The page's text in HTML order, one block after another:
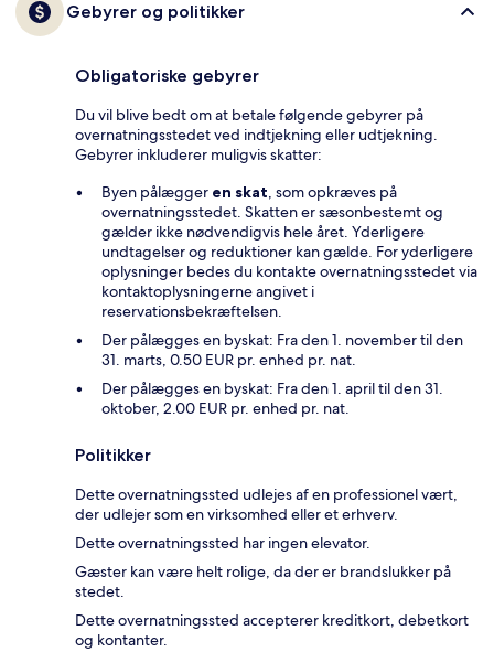
Gebyrer og politikker
Obligatoriske gebyrer
Du vil blive bedt om at betale følgende gebyrer på
overnatningsstedet ved indtjekning eller udtjekning.
Gebyrer inkluderer muligvis skatter:
Byen pålægger en skat, som opkræves på
overnatningsstedet. Skatten er sæsonbestemt og
gælder ikke nødvendigvis hele året. Yderligere
undtagelser og reduktioner kan gælde. For yderligere
oplysninger bedes du kontakte overnatningsstedet via
kontaktoplysningerne angivet i
reservationsbekræftelsen.
Der pålægges en byskat: Fra den 1. november til den
31. marts, 0.50 EUR pr. enhed pr. nat.
Der pålægges en byskat: Fra den 1. april til den 31.
oktober, 2.00 EUR pr. enhed pr. nat.
Politikker
Dette overnatningssted udlejes af en professionel vært,
der udlejer som en virksomhed eller et erhverv.
Dette overnatningssted har ingen elevator.
Gæster kan være helt rolige, da der er brandslukker på
stedet.
Dette overnatningssted accepterer kreditkort, debetkort
og kontanter.